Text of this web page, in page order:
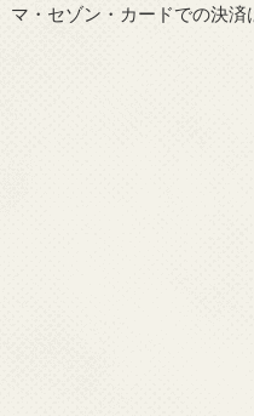
マ・セゾン・カードでの決済